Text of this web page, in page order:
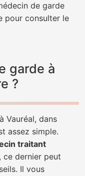
de garde
pour consulter le
garde à
?
Vauréal, dans
assez simple.
traitant
ce dernier peut
Il vous